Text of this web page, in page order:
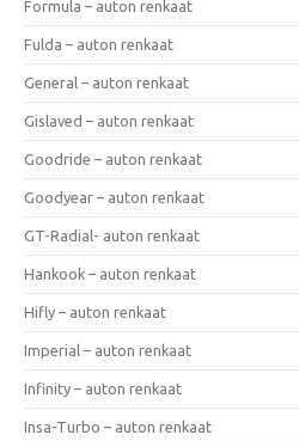
Formula – auton renkaat
Fulda – auton renkaat
General – auton renkaat
Gislaved – auton renkaat
Goodride – auton renkaat
Goodyear – auton renkaat
GT-Radial- auton renkaat
Hankook – auton renkaat
Hifly – auton renkaat
Imperial – auton renkaat
Infinity – auton renkaat
Insa-Turbo – auton renkaat